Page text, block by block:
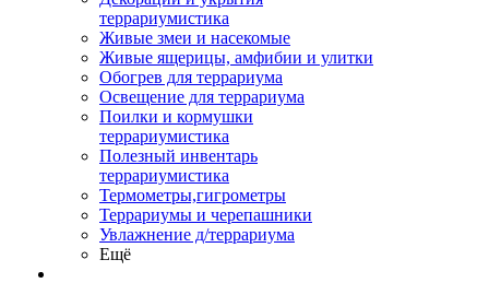
террариумистика
Живые змеи и насекомые
Живые ящерицы, амфибии и улитки
Обогрев для террариума
Освещение для террариума
Поилки и кормушки
террариумистика
Полезный инвентарь
террариумистика
Термометры,гигрометры
Террариумы и черепашники
Увлажнение д/террариума
Ещё